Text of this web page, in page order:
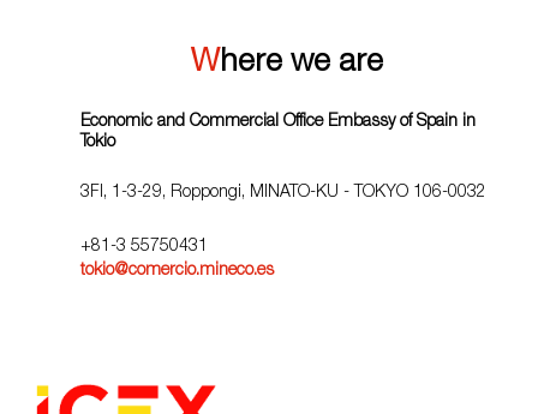
Where we are
Economic and Commercial Office Embassy of Spain in
Tokio
3FI, 1-3-29, Roppongi, MINATO-KU - TOKYO 106-0032
+81-3 55750431
tokio@comercio.mineco.es